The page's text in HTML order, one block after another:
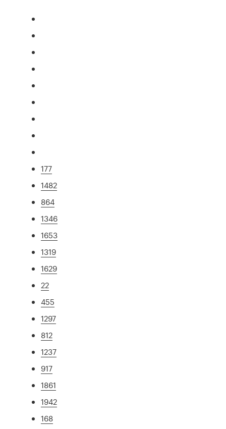
177
1482
864
1346
1653
1319
1629
22
455
1297
812
1237
917
1861
1942
168